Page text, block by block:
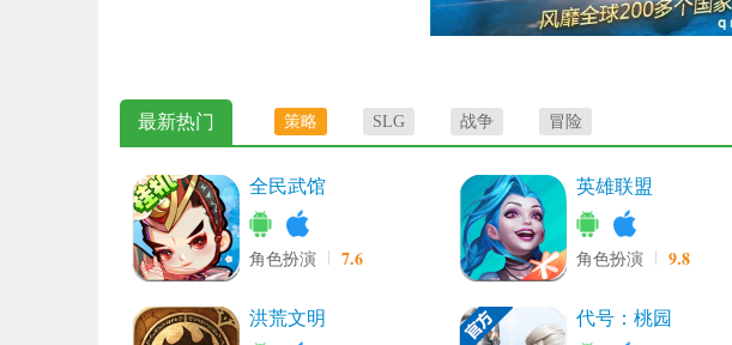
最新热门 策略 SLG 战争 冒险
全民武馆
角色扮演 7.6
英雄联盟
角色扮演 9.8
洪荒文明 代号：桃园